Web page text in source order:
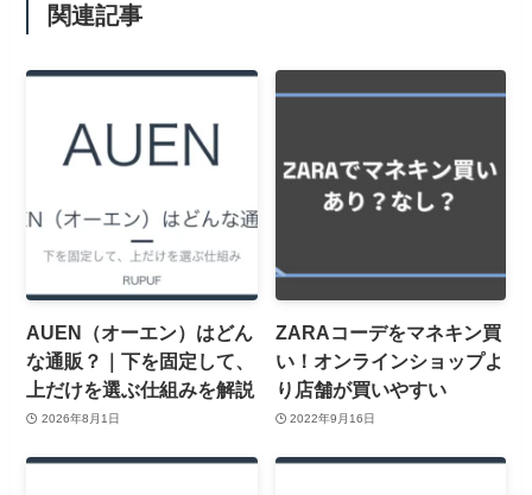
関連記事
AUEN（オーエン）はどん
な通販？｜下を固定して、
上だけを選ぶ仕組みを解説
2026年8月1日
ZARAコーデをマネキン買
い！オンラインショップよ
り店舗が買いやすい
2022年9月16日